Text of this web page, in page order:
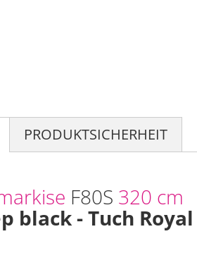
PRODUKTSICHERHEIT
F80S 320 cm
black - Tuch Royal